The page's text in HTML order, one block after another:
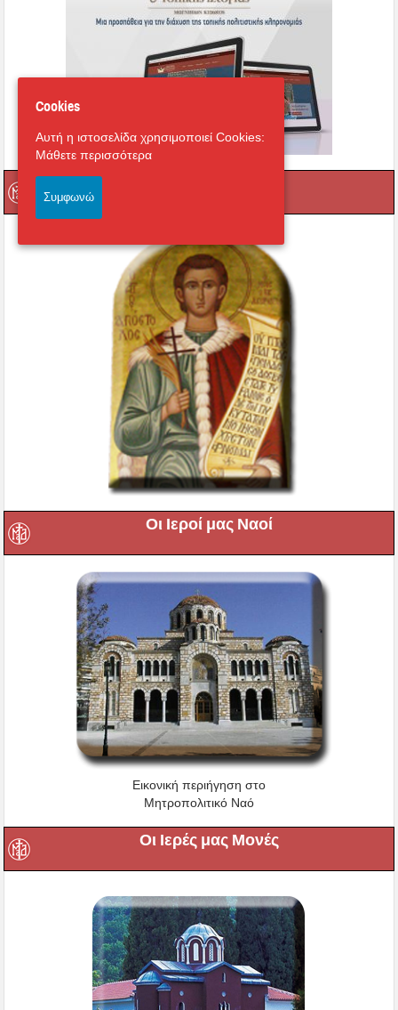
Οι Ιεροί μας Ναοί
Εικονική περιήγηση στο
Μητροπολιτικό Ναό
Οι Ιερές μας Μονές
Cookies
Αυτή η ιστοσελίδα χρησιμοποιεί Cookies:
Μάθετε περισσότερα
Συμφωνώ